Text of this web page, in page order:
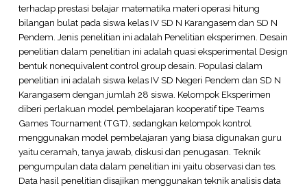
terhadap prestasi belajar matematika materi operasi hitung
bilangan bulat pada siswa kelas IV SD N Karangasem dan SD N
Pendem. Jenis penelitian ini adalah Penelitian eksperimen. Desain
penelitian dalam penelitian ini adalah quasi eksperimental Design
bentuk nonequivalent control group desain. Populasi dalam
penelitian ini adalah siswa kelas IV SD Negeri Pendem dan SD N
Karangasem dengan jumlah 28 siswa. Kelompok Eksperimen
diberi perlakuan model pembelajaran kooperatif tipe Teams
Games Tournament (TGT), sedangkan kelompok kontrol
menggunakan model pembelajaran yang biasa digunakan guru
yaitu ceramah, tanya jawab, diskusi dan penugasan. Teknik
pengumpulan data dalam penelitian ini yaitu observasi dan tes.
Data hasil penelitian disajikan menggunakan teknik analisis data